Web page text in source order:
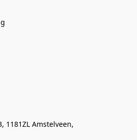
1181ZL Amstelveen,